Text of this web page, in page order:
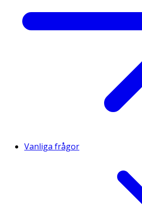
Vanliga frågor